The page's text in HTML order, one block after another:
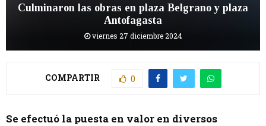
Culminaron las obras en plaza Belgrano y plaza
Antofagasta
viernes 27 diciembre 2024
COMPARTIR 0
Se efectuó la puesta en valor en diversos